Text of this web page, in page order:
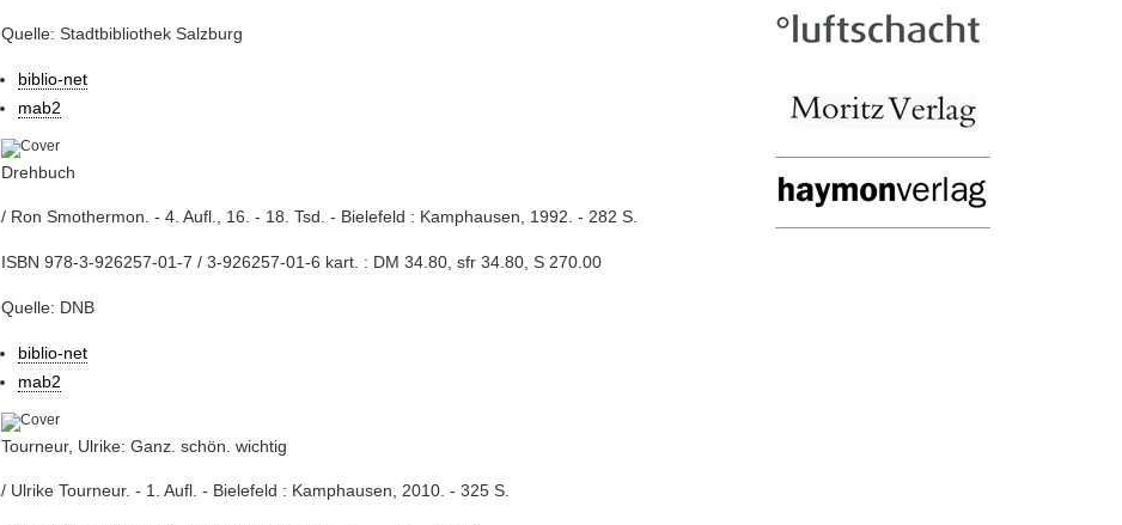
Quelle: Stadtbibliothek Salzburg
biblio-net
mab2
Drehbuch
/ Ron Smothermon. - 4. Aufl., 16. - 18. Tsd. - Bielefeld : Kamphausen, 1992. - 282 S.
ISBN 978-3-926257-01-7 / 3-926257-01-6 kart. : DM 34.80, sfr 34.80, S 270.00
Quelle: DNB
biblio-net
mab2
Tourneur, Ulrike: Ganz. schön. wichtig
/ Ulrike Tourneur. - 1. Aufl. - Bielefeld : Kamphausen, 2010. - 325 S.